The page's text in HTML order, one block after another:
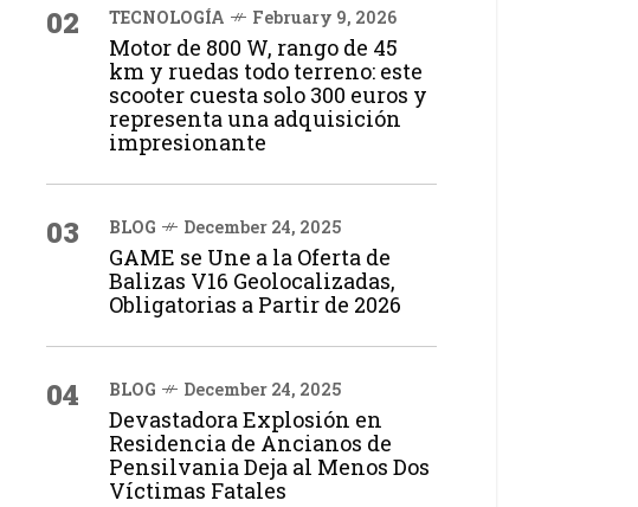
02 TECNOLOGÍA February 9, 2026
Motor de 800 W, rango de 45
km y ruedas todo terreno: este
scooter cuesta solo 300 euros y
representa una adquisición
impresionante
03 BLOG December 24, 2025
GAME se Une a la Oferta de
Balizas V16 Geolocalizadas,
Obligatorias a Partir de 2026
04 BLOG December 24, 2025
Devastadora Explosión en
Residencia de Ancianos de
Pensilvania Deja al Menos Dos
Víctimas Fatales